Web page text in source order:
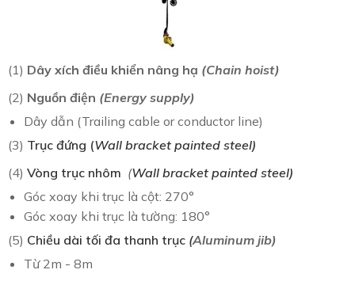
(1) Dây xích điều khiển nâng hạ (Chain hoist)
(2) Nguồn điện (Energy supply)
Dây dẫn (Trailing cable or conductor line)
(3) Trục đứng (Wall bracket painted steel)
(4) Vòng trục nhôm (Wall bracket painted steel)
Góc xoay khi trục là cột: 270°
Góc xoay khi trục là tường: 180°
(5) Chiều dài tối đa thanh trục (Aluminum jib)
Từ 2m - 8m